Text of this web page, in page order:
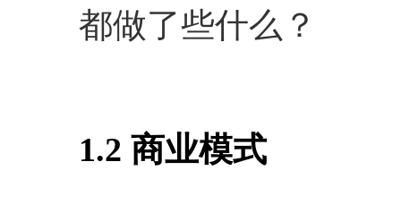
都做了些什么？
1.2 商业模式